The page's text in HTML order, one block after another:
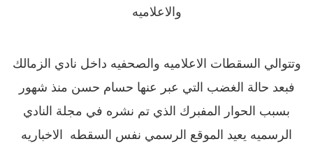
والاعلاميه
وتتوالي السقطات الاعلاميه والصحفيه داخل نادي الزمالك
فبعد حالة الغضب التي عبر عنها حسام حسن منذ شهور
بسبب الحوار المفبرك الذي تم نشره في مجلة النادي
الرسميه يعيد الموقع الرسمي نفس السقطه
الاخباريه